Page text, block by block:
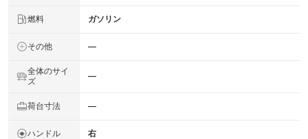
燃料 ガソリン
その他 ―
全体のサイ
ズ
―
荷台寸法 ―
ハンドル 右